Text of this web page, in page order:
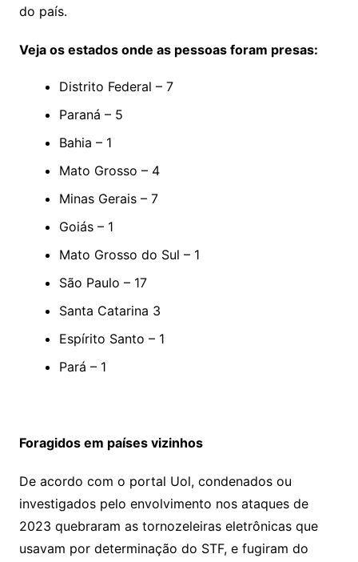
do país.
Veja os estados onde as pessoas foram presas:
Distrito Federal – 7
Paraná – 5
Bahia – 1
Mato Grosso – 4
Minas Gerais – 7
Goiás – 1
Mato Grosso do Sul – 1
São Paulo – 17
Santa Catarina 3
Espírito Santo – 1
Pará – 1
Foragidos em países vizinhos
De acordo com o portal Uol, condenados ou
investigados pelo envolvimento nos ataques de
2023 quebraram as tornozeleiras eletrônicas que
usavam por determinação do STF, e fugiram do